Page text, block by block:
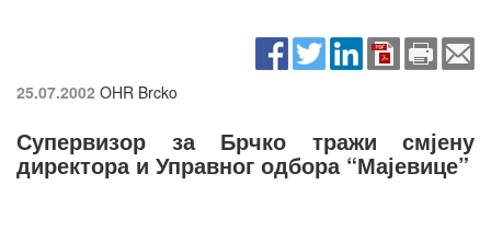
25.07.2002 OHR Brcko
Супервизор за Брчко тражи смјену
директора и Управног одбора “Мајевице”